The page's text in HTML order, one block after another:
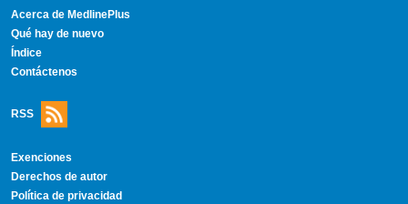
Acerca de MedlinePlus
Qué hay de nuevo
Índice
Contáctenos
RSS
Exenciones
Derechos de autor
Política de privacidad